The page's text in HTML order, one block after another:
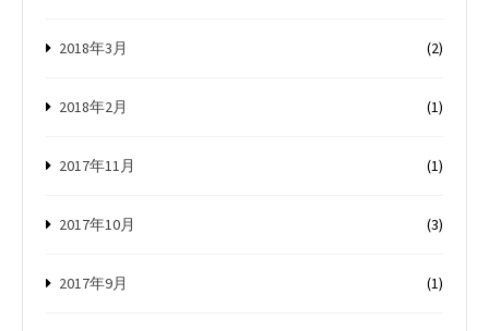
2018年3月 (2)
2018年2月 (1)
2017年11月 (1)
2017年10月 (3)
2017年9月 (1)